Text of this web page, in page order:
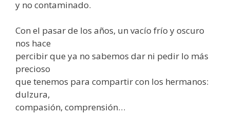
y no contaminado.
Con el pasar de los años, un vacío frío y oscuro
nos hace
percibir que ya no sabemos dar ni pedir lo más
precioso
que tenemos para compartir con los hermanos:
dulzura,
compasión, comprensión…